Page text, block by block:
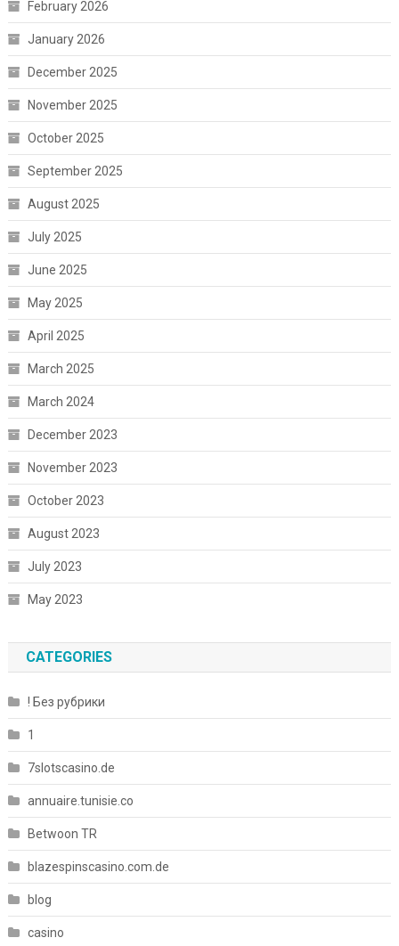
February 2026
January 2026
December 2025
November 2025
October 2025
September 2025
August 2025
July 2025
June 2025
May 2025
April 2025
March 2025
March 2024
December 2023
November 2023
October 2023
August 2023
July 2023
May 2023
CATEGORIES
! Без рубрики
1
7slotscasino.de
annuaire.tunisie.co
Betwoon TR
blazespinscasino.com.de
blog
casino